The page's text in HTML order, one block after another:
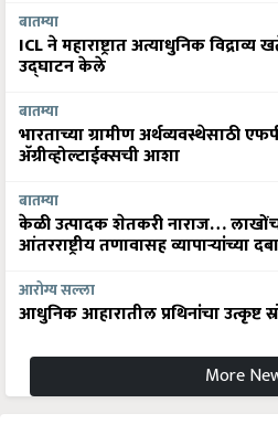
बातम्या
ICL ने महाराष्ट्रात अत्याधुनिक
उद्घाटन केले
बातम्या
भारताच्या ग्रामीण अर्थव्यवस्थेसाठी
अ‍ॅग्रीव्होल्टाईक्सची आशा
बातम्या
केळी उत्पादक शेतकरी नाराज…
आंतरराष्ट्रीय तणावासह व्यापाऱ्यांच्या
आरोग्य सल्ला
आधुनिक आहारातील प्रथिनांचा उत्कृष्ट
More